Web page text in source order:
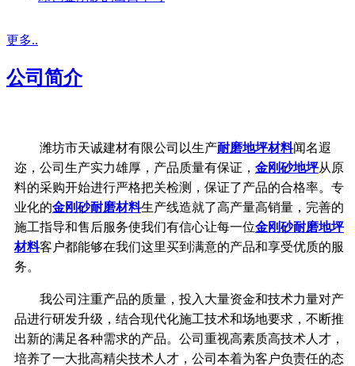
更多..
公司简介
潍坊市天诚建材有限公司以生产耐磨地坪材料闻名遐
迩，公司生产实力雄厚，产品质量有保证， 金刚砂地坪从原
料的采购开始进行严格把关检测，保证了产品的合格率。专
业化的金刚砂耐磨材料生产线造就了高产量高销量，完善的
施工指导和售后服务使我们有信心让每一位金刚砂耐磨地坪
材料客户都能够在我们这里买到满意的产品和享受优质的服
务。
我公司注重产品的质量，投入大量资金和技术力量对产
品进行研发升级，结合现代化施工技术和场地要求，不断推
出新的满足各种需求的产品。公司重视高素质高技术人才，
培养了一大批高精尖技术人才，公司本着为客户负责任的态